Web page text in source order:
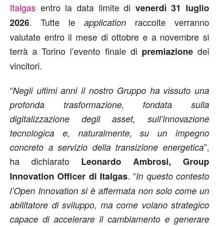
Italgas entro la data limite di venerdì 31 luglio
2026. Tutte le application raccolte verranno
valutate entro il mese di ottobre e a novembre si
terrà a Torino l’evento finale di premiazionedei
vincitori.
“Negli ultimi anni il nostro Gruppo ha vissuto una
profonda trasformazione, fondata sulla
digitalizzazione degli asset, sull’innovazione
tecnologica e, naturalmente, su un impegno
concreto a servizio della transizione energetica”,
ha dichiarato Leonardo Ambrosi, Group
Innovation Officer di Italgas. “In questo contesto
l’Open Innovation si è affermata non solo come un
abilitatore di sviluppo, ma come volano strategico
capace di accelerare il cambiamento e generare